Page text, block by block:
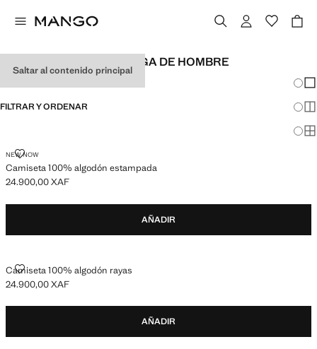
Saltar al contenido principal
CAMISETAS MANGA LARGA DE HOMBRE
FILTRAR Y ORDENAR
NEW NOW
Camiseta 100% algodón estampada
CAMISETA 100% ALGODÓN ESTAMPADA
Precio actual [24.900,00 XAF ]
24.900,00 XAF
AÑADIR
Camiseta 100% algodón rayas
CAMISETA 100% ALGODÓN RAYAS
Precio actual [24.900,00 XAF ]
24.900,00 XAF
AÑADIR